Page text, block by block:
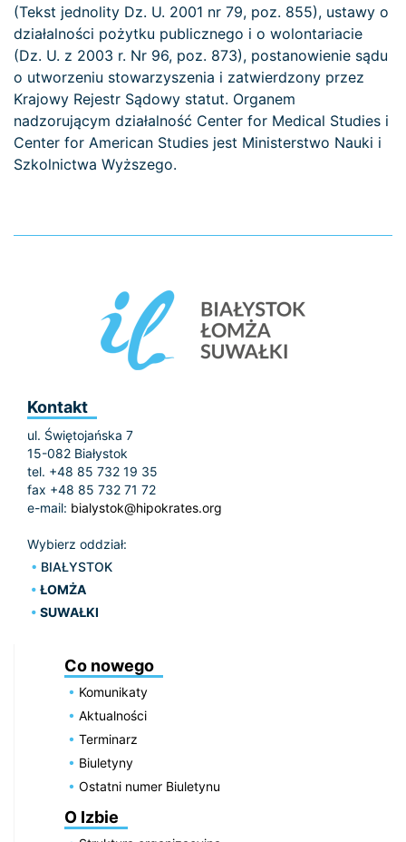
(Tekst jednolity Dz. U. 2001 nr 79, poz. 855), ustawy o
działalności pożytku publicznego i o wolontariacie
(Dz. U. z 2003 r. Nr 96, poz. 873), postanowienie sądu
o utworzeniu stowarzyszenia i zatwierdzony przez
Krajowy Rejestr Sądowy statut. Organem
nadzorującym działalność Center for Medical Studies i
Center for American Studies jest Ministerstwo Nauki i
Szkolnictwa Wyższego.
Kontakt
ul. Świętojańska 7
15-082 Białystok
tel. +48 85 732 19 35
fax +48 85 732 71 72
e-mail: bialystok@hipokrates.org
Wybierz oddział:
BIAŁYSTOK
ŁOMŻA
SUWAŁKI
Co nowego
Komunikaty
Aktualności
Terminarz
Biuletyny
Ostatni numer Biuletynu
O Izbie